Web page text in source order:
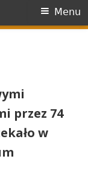
Menu
przez 74
w